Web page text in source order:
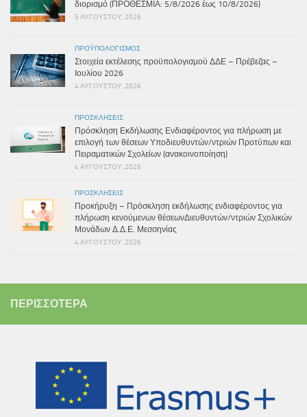
διορισμό (ΠΡΟΘΕΣΜΙΑ: 5/8/2026 έως 10/8/2026)
5 ΑΥΓΟΎΣΤΟΥ, 2026
ΠΡΟΫΠΟΛΟΓΙΣΜΌΣ
Στοιχεία εκτέλεσης προϋπολογισμού ΔΔΕ – Πρέβεζας –
Ιουλίου 2026
4 ΑΥΓΟΎΣΤΟΥ, 2026
ΠΡΟΣΚΛΉΣΕΙΣ
Πρόσκληση Εκδήλωσης Ενδιαφέροντος για πλήρωση με
επιλογή των θέσεων Υποδιευθυντών/ντριών Προτύπων και
Πειραματικών Σχολείων (ανακοινοποίηση)
4 ΑΥΓΟΎΣΤΟΥ, 2026
ΠΡΟΣΚΛΉΣΕΙΣ
Προκήρυξη – Πρόσκληση εκδήλωσης ενδιαφέροντος για
πλήρωση κενούμενων θέσεωνΔιευθυντών/ντριών Σχολικών
Μονάδων Δ.Δ.Ε. Μεσσηνίας
4 ΑΥΓΟΎΣΤΟΥ, 2026
ΠΕΡΙΣΣΌΤΕΡΑ